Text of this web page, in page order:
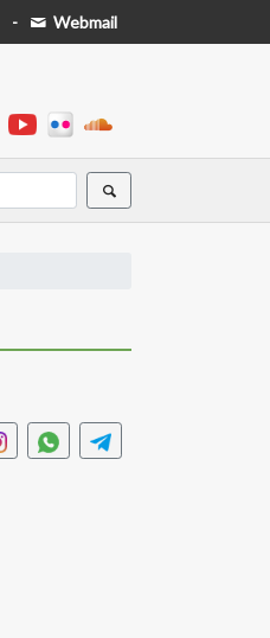
- Webmail